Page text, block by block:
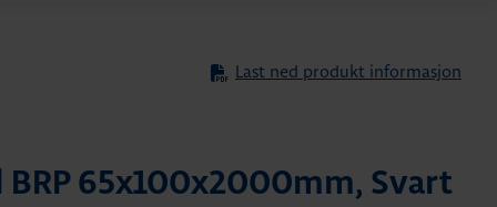
Last ned produkt informasjon
BRP 65x100x2000mm, Svart